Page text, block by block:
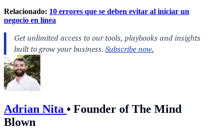
Relacionado: 10 errores que se deben evitar al iniciar un
negocio en línea
Adrian Nita • Founder of The Mind
Blown